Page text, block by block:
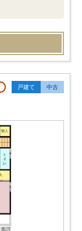
戸建て 中古